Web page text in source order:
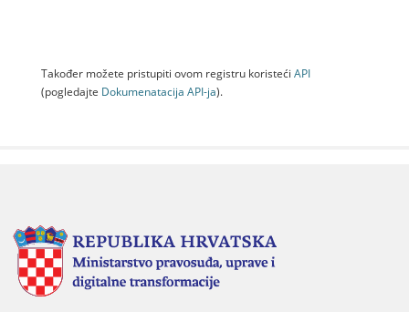
Također možete pristupiti ovom registru koristeći API
(pogledajte Dokumenаtаcijа API-jа).